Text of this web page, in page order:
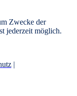
Zwecke der
jederzeit möglich.
|